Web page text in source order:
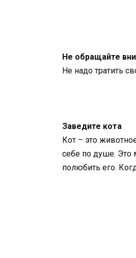
Не обращайте
Не надо тратить
Заведите кота
Кот – это
себе по душе. Это
полюбить его.